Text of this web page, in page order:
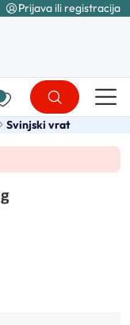
Prijava ili registracija
Svinjski vrat